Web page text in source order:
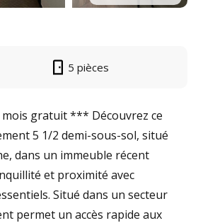
5 pièces
gratuit *** Découvrez ce
5 1/2 demi-sous-sol, situé
dans un immeuble récent
et proximité avec
Situé dans un secteur
permet un accès rapide aux